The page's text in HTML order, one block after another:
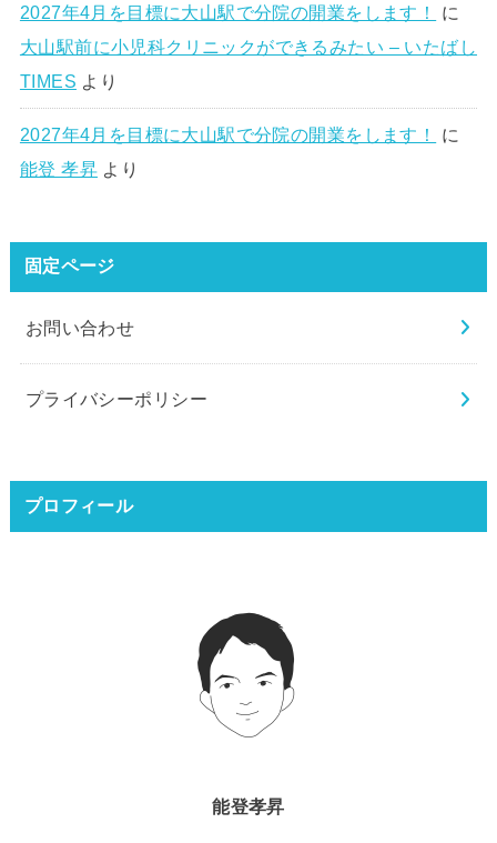
2027年4月を目標に大山駅で分院の開業をします！
に
大山駅前に小児科クリニックができるみたい – いたばし
TIMES より
2027年4月を目標に大山駅で分院の開業をします！
に
能登 孝昇より
固定ページ
お問い合わせ
プライバシーポリシー
プロフィール
能登孝昇